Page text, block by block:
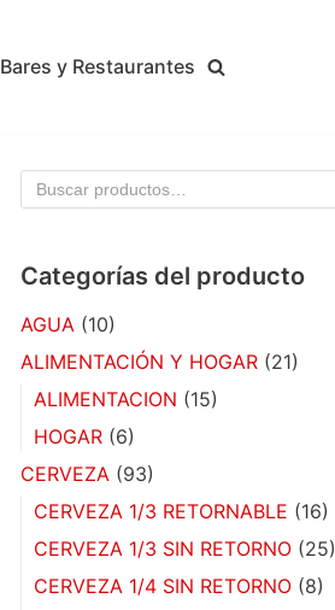
Bares y Restaurantes
Categorías del producto
AGUA (10)
ALIMENTACIÓN Y HOGAR (21)
ALIMENTACION (15)
HOGAR (6)
CERVEZA (93)
CERVEZA 1/3 RETORNABLE (16)
CERVEZA 1/3 SIN RETORNO (25)
CERVEZA 1/4 SIN RETORNO (8)